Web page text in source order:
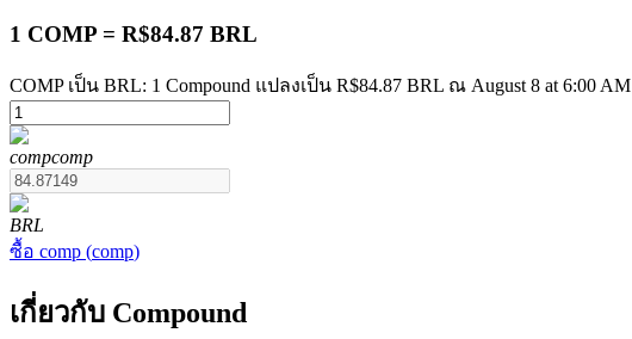
ฟิวเจอร์ส USDT
1 COMP = R$84.87 BRL
COMP เป็น BRL: 1 Compound แปลงเป็น R$84.87 BRL ณ August 8 at 6:00 AM
compcomp
BRL
ซื้อ comp (comp)
เกี่ยวกับ Compound